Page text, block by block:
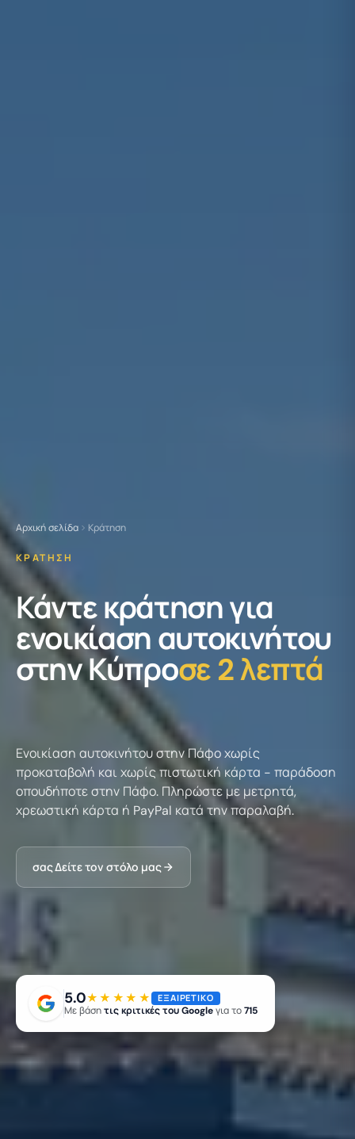
Αρχική σελίδα Κράτηση
ΚΡΆΤΗΣΗ
Κάντε κράτηση για
ενοικίαση αυτοκινήτου
στην Κύπροσε 2 λεπτά
Ενοικίαση αυτοκινήτου στην Πάφο χωρίς
προκαταβολή και χωρίς πιστωτική κάρτα - παράδοση
οπουδήποτε στην Πάφο. Πληρώστε με μετρητά,
χρεωστική κάρτα ή PayPal κατά την παραλαβή.
σας Δείτε τον στόλο μας
5.0★★★★★ ΕΞΑΙΡΕΤΙΚΌ
Με βάσητις κριτικές του Googleγια το715